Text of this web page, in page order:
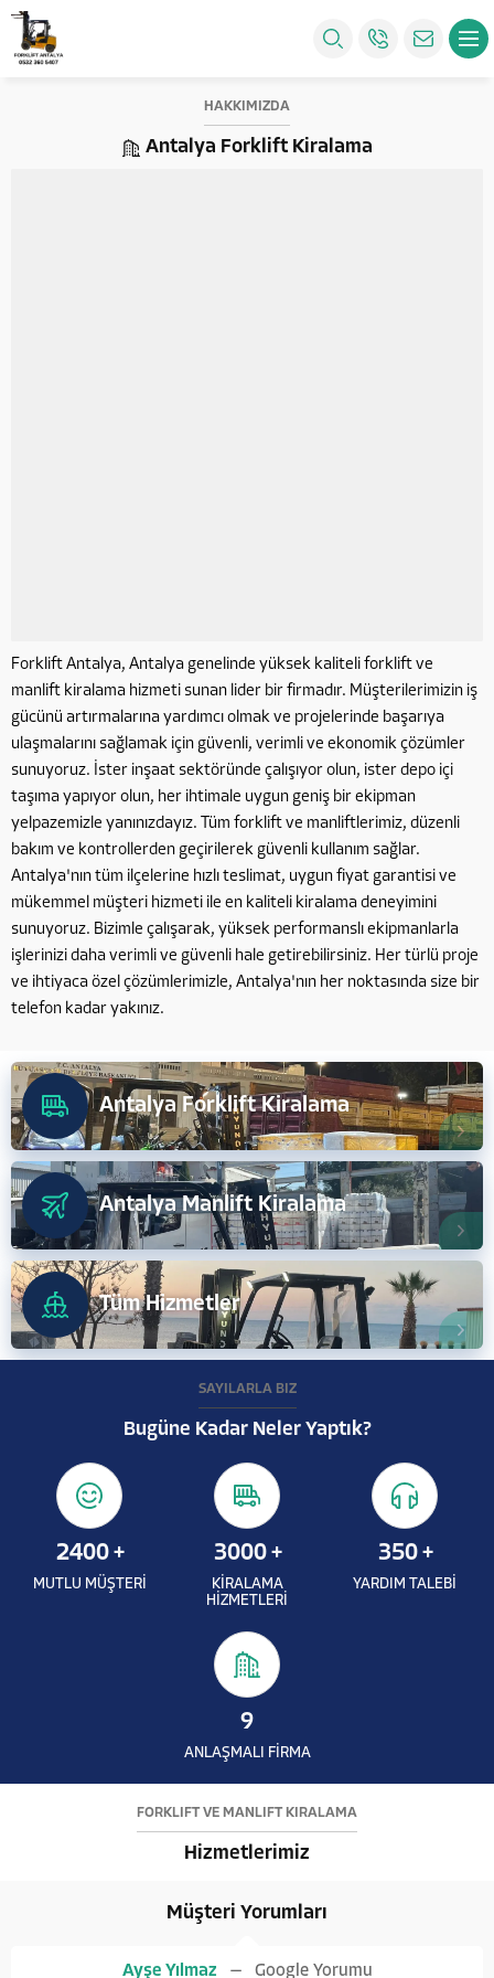
HAKKIMIZDA
Antalya Forklift Kiralama
Forklift Antalya, Antalya genelinde yüksek kaliteli forklift ve
manlift kiralama hizmeti sunan lider bir firmadır. Müşterilerimizin iş
gücünü artırmalarına yardımcı olmak ve projelerinde başarıya
ulaşmalarını sağlamak için güvenli, verimli ve ekonomik çözümler
sunuyoruz. İster inşaat sektöründe çalışıyor olun, ister depo içi
taşıma yapıyor olun, her ihtimale uygun geniş bir ekipman
yelpazemizle yanınızdayız. Tüm forklift ve manliftlerimiz, düzenli
bakım ve kontrollerden geçirilerek güvenli kullanım sağlar.
Antalya'nın tüm ilçelerine hızlı teslimat, uygun fiyat garantisi ve
mükemmel müşteri hizmeti ile en kaliteli kiralama deneyimini
sunuyoruz. Bizimle çalışarak, yüksek performanslı ekipmanlarla
işlerinizi daha verimli ve güvenli hale getirebilirsiniz. Her türlü proje
ve ihtiyaca özel çözümlerimizle, Antalya'nın her noktasında size bir
telefon kadar yakınız.
Antalya Forklift Kiralama
Antalya Manlift Kiralama
Tüm Hizmetler
SAYILARLA BİZ
Bugüne Kadar Neler Yaptık?
2400+
MUTLU MÜŞTERİ
3000+
KİRALAMA
HİZMETLERİ
350+
YARDIM TALEBİ
9
ANLAŞMALI FİRMA
FORKLİFT VE MANLİFT KİRALAMA
Hizmetlerimiz
Müşteri Yorumları
Ayşe Yılmaz Google Yorumu